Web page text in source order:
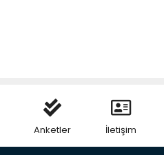
Anketler İletişim